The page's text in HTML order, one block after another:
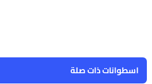
اسطوانات ذات صلة